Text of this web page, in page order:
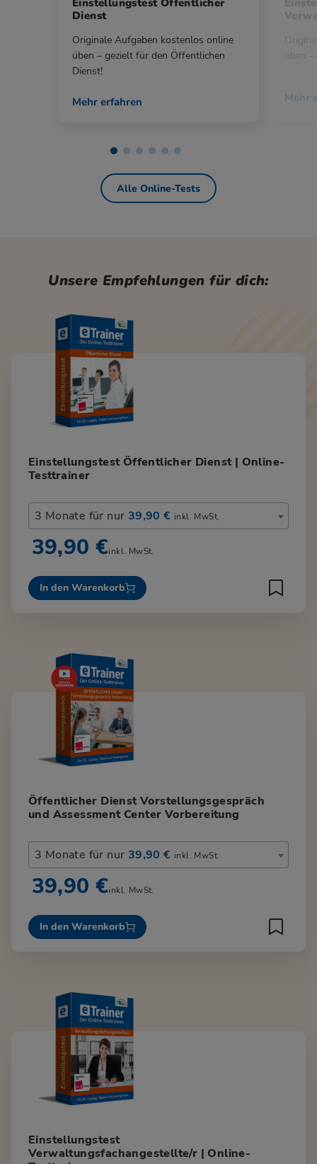
Dienst
Originale Aufgaben kostenlos online
üben – gezielt für den Öffentlichen
Dienst!
Mehr erfahren Mehr
Alle Online-Tests
Unsere Empfehlungen für dich:
Einstellungstest Öffentlicher Dienst | Online-
Testtrainer
3 Monate für nur 39,90 € inkl. MwSt.
39,90 €inkl. MwSt.
In den Warenkorb
Öffentlicher Dienst Vorstellungsgespräch
und Assessment Center Vorbereitung
3 Monate für nur 39,90 € inkl. MwSt.
39,90 €inkl. MwSt.
In den Warenkorb
Einstellungstest
Verwaltungsfachangestellte/r | Online-